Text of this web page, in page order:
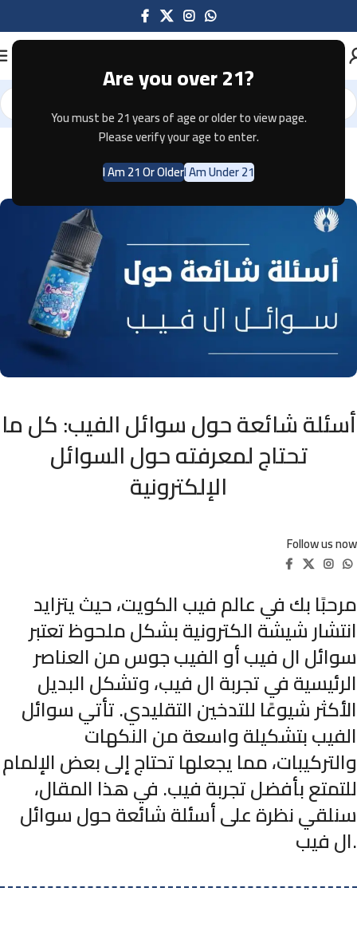
Are you over 21?
You must be 21 years of age or older to view page.
Please verify your age to enter.
I Am 21 Or OlderI Am Under 21
VAPE E-JUICE
أسئلة شائعة حول سوائل ال فيب
Merna EmadOn December 27, 2023
أسئلة شائعة حول سوائل الفيب: كل ما
تحتاج لمعرفته حول السوائل
الإلكترونية
Follow us now
مرحبًا بك في عالم فيب الكويت، حيث يتزايد
انتشار شيشة الكترونية بشكل ملحوظ تعتبر
سوائل ال فيب أو الفيب جوس من العناصر
الرئيسية في تجربة ال فيب، وتشكل البديل
الأكثر شيوعًا للتدخين التقليدي. تأتي سوائل
الفيب بتشكيلة واسعة من النكهات
والتركيبات، مما يجعلها تحتاج إلى بعض الإلمام
للتمتع بأفضل تجربة فيب. في هذا المقال،
سنلقي نظرة على أسئلة شائعة حول سوائل
ال فيب.